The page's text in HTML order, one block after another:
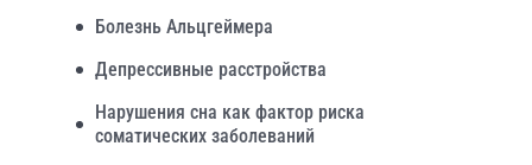
Болезнь Альцгеймера
Депрессивные расстройства
Нарушения сна как фактор риска
соматических заболеваний